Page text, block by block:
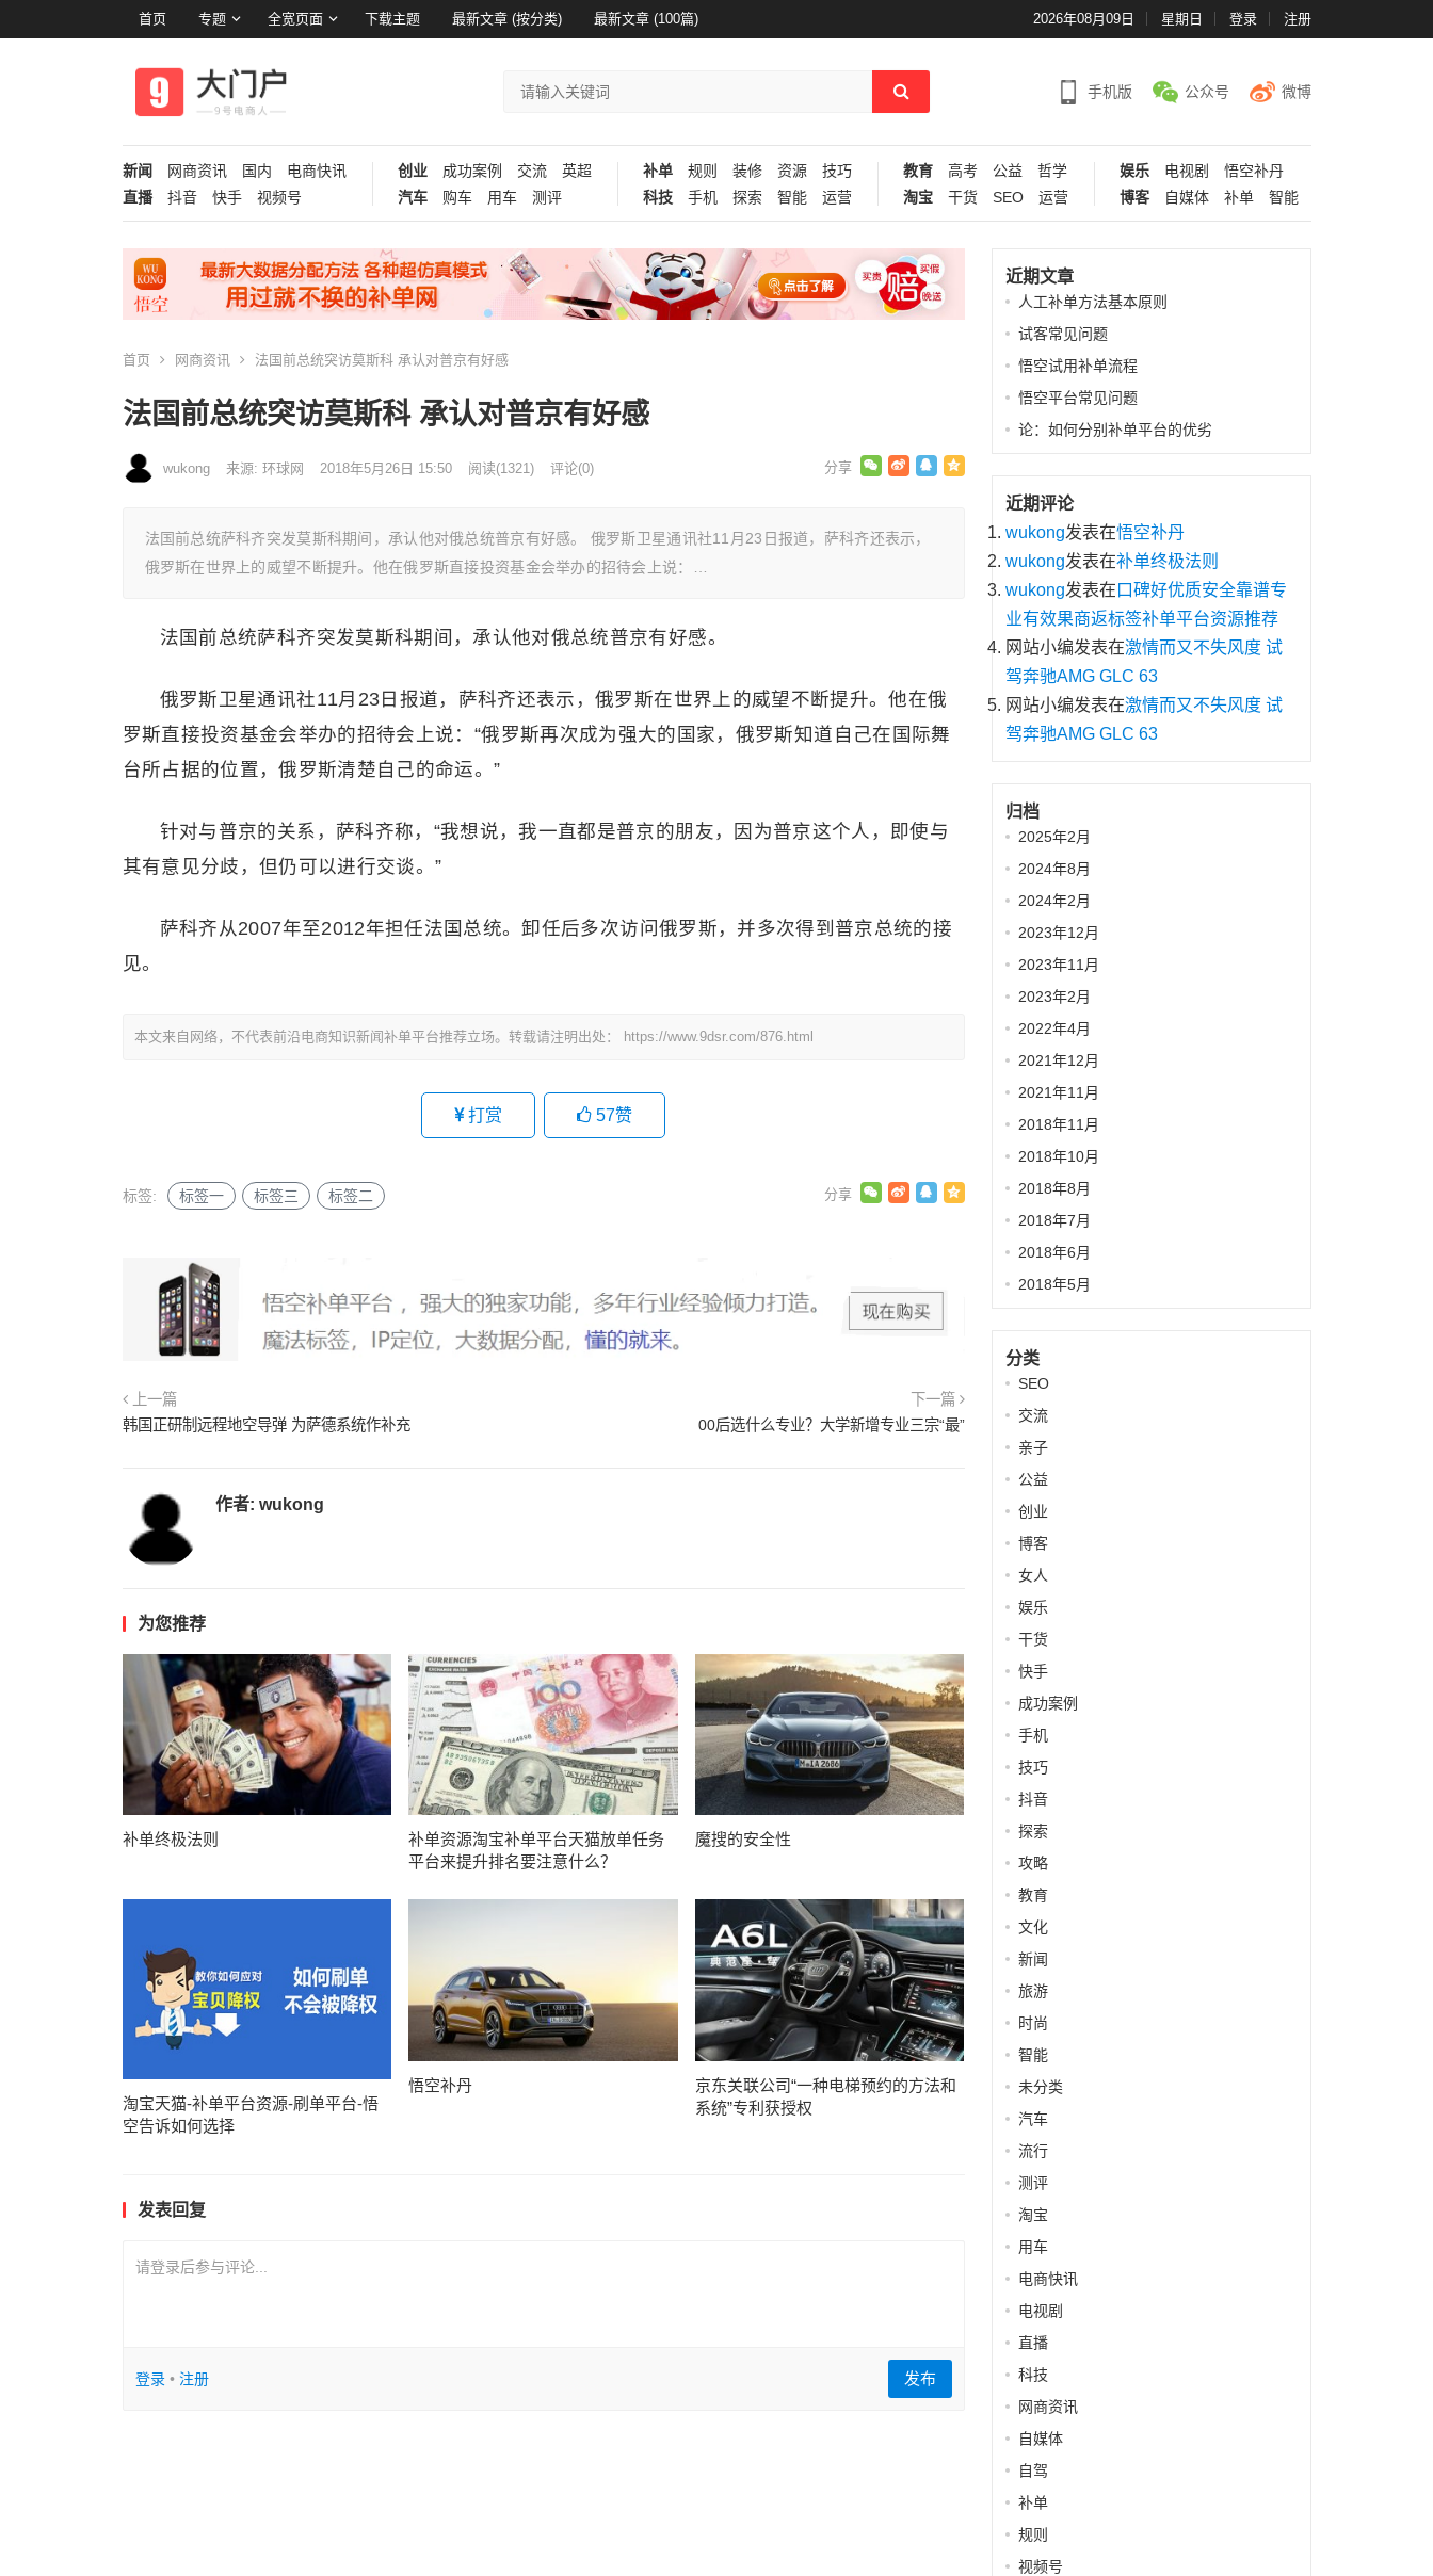
首页 专题 全宽页面 下载主题 最新文章 (按分类) 最新文章 (100篇) 2026年08月09日 星期日 登录 注册
手机版 公众号 微博
新闻 网商资讯 国内
电商快讯
直播
抖音 快手 视频号
创业 成功案例 交流
英超
汽车
购车 用车 测评
补单 规则 装修 资源
技巧
科技
手机 探索 智能 运营
教育 高考 公益
哲学
淘宝
干货 SEO 运营
娱乐 电视剧
悟空补丹
博客
自媒体 补单 智能
首页 网商资讯 法国前总统突访莫斯科 承认对普京有好感
法国前总统突访莫斯科 承认对普京有好感
wukong 来源: 环球网 2018年5月26日 15:50 阅读(1321) 评论(0)
法国前总统萨科齐突发莫斯科期间，承认他对俄总统普京有好感。 俄罗斯卫星通讯社11月23日报道，萨科齐还表示，
俄罗斯在世界上的威望不断提升。他在俄罗斯直接投资基金会举办的招待会上说：…
法国前总统萨科齐突发莫斯科期间，承认他对俄总统普京有好感。
俄罗斯卫星通讯社11月23日报道，萨科齐还表示，俄罗斯在世界上的威望不断提升。他在俄
罗斯直接投资基金会举办的招待会上说：“俄罗斯再次成为强大的国家，俄罗斯知道自己在国际舞
台所占据的位置，俄罗斯清楚自己的命运。”
针对与普京的关系，萨科齐称，“我想说，我一直都是普京的朋友，因为普京这个人，即使与
其有意见分歧，但仍可以进行交谈。”
萨科齐从2007年至2012年担任法国总统。卸任后多次访问俄罗斯，并多次得到普京总统的接
见。
本文来自网络，不代表前沿电商知识新闻补单平台推荐立场。转载请注明出处： https://www.9dsr.com/876.html
打赏 57赞
标签: 标签一 标签三 标签二
上一篇
韩国正研制远程地空导弹 为萨德系统作补充
下一篇
00后选什么专业？大学新增专业三宗“最”
作者: wukong
为您推荐
补单终极法则
补单资源淘宝补单平台天猫放单任务
平台来提升排名要注意什么？
魔搜的安全性
淘宝天猫-补单平台资源-刷单平台-悟
空告诉如何选择
悟空补丹
京东关联公司“一种电梯预约的方法和
系统”专利获授权
发表回复
请登录后参与评论...
登录• 注册 发布
近期文章
人工补单方法基本原则
试客常见问题
悟空试用补单流程
悟空平台常见问题
论：如何分别补单平台的优劣
近期评论
wukong发表在悟空补丹
wukong发表在补单终极法则
wukong发表在 口碑好优质安全靠谱专
业有效果商返标签补单平台资源推荐
网站小编发表在激情而又不失风度 试
驾奔驰AMG GLC 63
网站小编发表在激情而又不失风度 试
驾奔驰AMG GLC 63
归档
2025年2月
2024年8月
2024年2月
2023年12月
2023年11月
2023年2月
2022年4月
2021年12月
2021年11月
2018年11月
2018年10月
2018年8月
2018年7月
2018年6月
2018年5月
分类
SEO
交流
亲子
公益
创业
博客
女人
娱乐
干货
快手
成功案例
手机
技巧
抖音
探索
攻略
教育
文化
新闻
旅游
时尚
智能
未分类
汽车
流行
测评
淘宝
用车
电商快讯
电视剧
直播
科技
网商资讯
自媒体
自驾
补单
规则
视频号